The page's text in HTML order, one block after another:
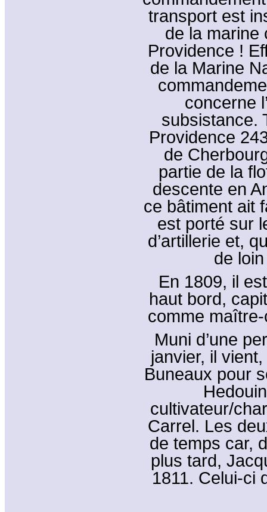
transport est
de la marine
Providence !
de la Marine
concerne
subsistance.
Providence
de
partie de la
descente en
ce bâtiment ait
est porté sur
d’artillerie et,
de
En 1809, il
haut bord,
comme maître-
Muni d’une
janvier, il
Buneaux pour
cultivateur/
Carrel. Les
de temps car,
plus tard,
1811. Celui-ci